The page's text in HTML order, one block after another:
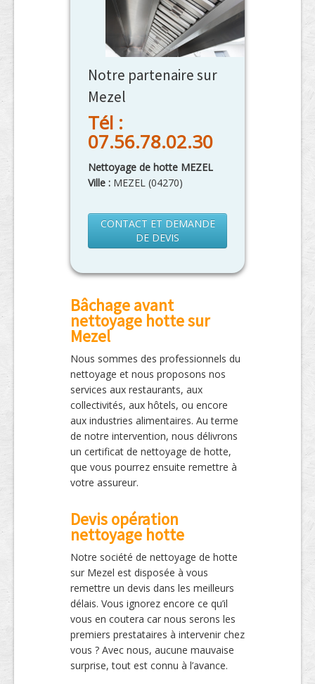
Notre partenaire sur
Mezel
Tél :
07.56.78.02.30
Nettoyage de hotte MEZEL
Ville : MEZEL (04270)
CONTACT ET DEMANDE
DE DEVIS
Bâchage avant
nettoyage hotte sur
Mezel
Nous sommes des professionnels du
nettoyage et nous proposons nos
services aux restaurants, aux
collectivités, aux hôtels, ou encore
aux industries alimentaires. Au terme
de notre intervention, nous délivrons
un certificat de nettoyage de hotte,
que vous pourrez ensuite remettre à
votre assureur.
Devis opération
nettoyage hotte
Notre société de nettoyage de hotte
sur Mezel est disposée à vous
remettre un devis dans les meilleurs
délais. Vous ignorez encore ce qu’il
vous en coutera car nous serons les
premiers prestataires à intervenir chez
vous ? Avec nous, aucune mauvaise
surprise, tout est connu à l’avance.